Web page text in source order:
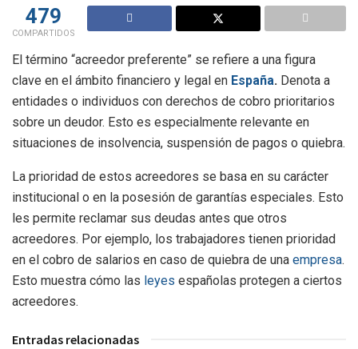
479
COMPARTIDOS
El término “acreedor preferente” se refiere a una figura
clave en el ámbito financiero y legal en España. Denota a
entidades o individuos con derechos de cobro prioritarios
sobre un deudor. Esto es especialmente relevante en
situaciones de insolvencia, suspensión de pagos o quiebra.
La prioridad de estos acreedores se basa en su carácter
institucional o en la posesión de garantías especiales. Esto
les permite reclamar sus deudas antes que otros
acreedores. Por ejemplo, los trabajadores tienen prioridad
en el cobro de salarios en caso de quiebra de una empresa.
Esto muestra cómo las leyes españolas protegen a ciertos
acreedores.
Entradas relacionadas